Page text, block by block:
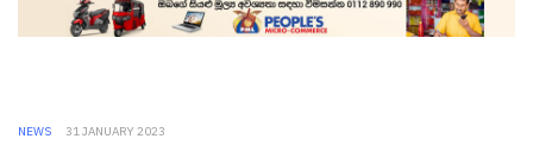
NEWS 31 JANUARY 2023